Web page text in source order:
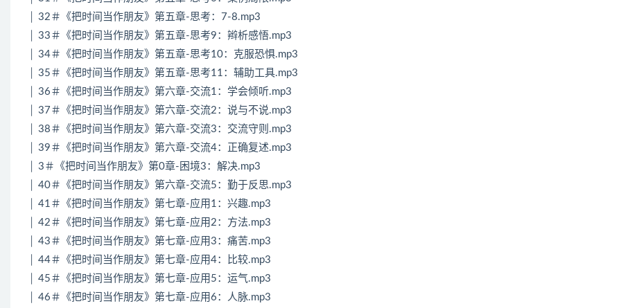
│ 32＃《把时间当作朋友》第五章-思考：7-8.mp3
│ 33＃《把时间当作朋友》第五章-思考9：辫析感悟.mp3
│ 34＃《把时间当作朋友》第五章-思考10：克服恐惧.mp3
│ 35＃《把时间当作朋友》第五章-思考11：辅助工具.mp3
│ 36＃《把时间当作朋友》第六章-交流1：学会倾听.mp3
│ 37＃《把时间当作朋友》第六章-交流2：说与不说.mp3
│ 38＃《把时间当作朋友》第六章-交流3：交流守则.mp3
│ 39＃《把时间当作朋友》第六章-交流4：正确复述.mp3
│ 3＃《把时间当作朋友》第0章-困境3：解决.mp3
│ 40＃《把时间当作朋友》第六章-交流5：勤于反思.mp3
│ 41＃《把时间当作朋友》第七章-应用1：兴趣.mp3
│ 42＃《把时间当作朋友》第七章-应用2：方法.mp3
│ 43＃《把时间当作朋友》第七章-应用3：痛苦.mp3
│ 44＃《把时间当作朋友》第七章-应用4：比较.mp3
│ 45＃《把时间当作朋友》第七章-应用5：运气.mp3
│ 46＃《把时间当作朋友》第七章-应用6：人脉.mp3